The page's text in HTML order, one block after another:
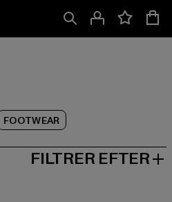
FOOTWEAR
FILTRER EFTER